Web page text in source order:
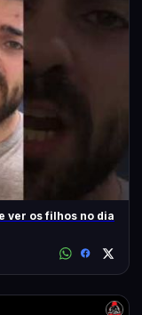
ver os filhos no dia